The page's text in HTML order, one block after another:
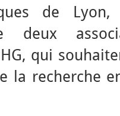
de
deux
qui
la recherche